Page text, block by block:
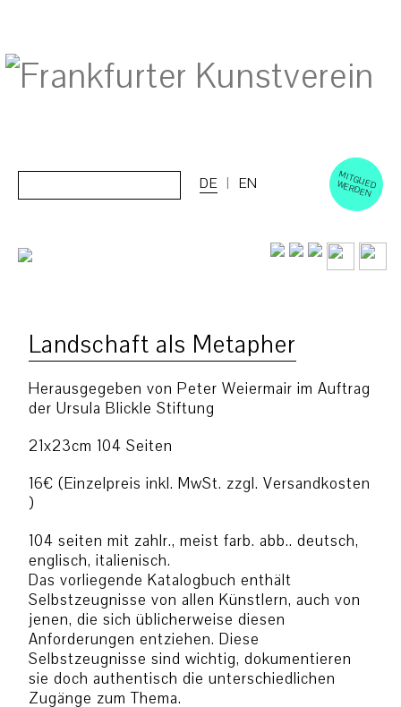
M
ITGLIED W
ERD
EN
DE EN
Landschaft als Metapher
Herausgegeben von Peter Weiermair im Auftrag
der Ursula Blickle Stiftung
21x23cm 104 Seiten
16€ (Einzelpreis inkl. MwSt. zzgl. Versandkosten
)
104 seiten mit zahlr., meist farb. abb.. deutsch,
englisch, italienisch.
Das vorliegende Katalogbuch enthält
Selbstzeugnisse von allen Künstlern, auch von
jenen, die sich üblicherweise diesen
Anforderungen entziehen. Diese
Selbstzeugnisse sind wichtig, dokumentieren
sie doch authentisch die unterschiedlichen
Zugänge zum Thema.